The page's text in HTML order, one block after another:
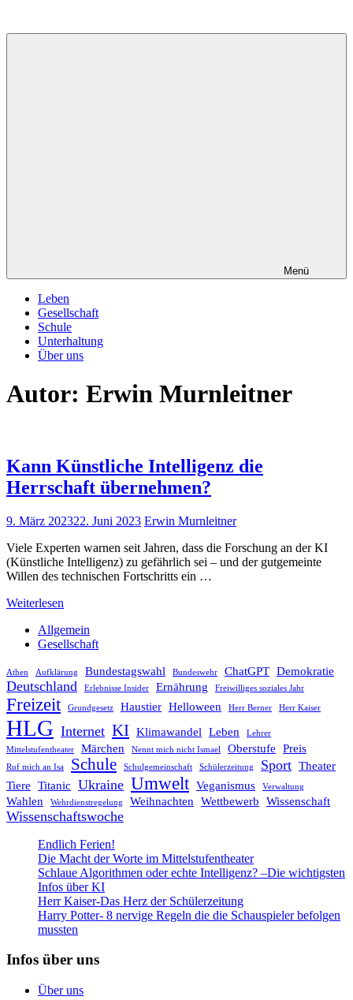
Menü
Leben
Gesellschaft
Schule
Unterhaltung
Über uns
Autor: Erwin Murnleitner
Kann Künstliche Intelligenz die
Herrschaft übernehmen?
9. März 202322. Juni 2023 Erwin Murnleitner
Viele Experten warnen seit Jahren, dass die Forschung an der KI
(Künstliche Intelligenz) zu gefährlich sei – und der gutgemeinte
Willen des technischen Fortschritts ein …
Weiterlesen
Allgemein
Gesellschaft
Athen Aufklärung Bundestagswahl Bundeswehr ChatGPT Demokratie
Deutschland Erlebnisse Insider Ernährung Freiwilliges soziales Jahr
Freizeit Grundgesetz Haustier Helloween Herr Berner Herr Kaiser
HLG Internet KI Klimawandel Leben
Lehrer
Mittelstufentheater
Märchen Nennt mich nicht Ismael Oberstufe Preis
Ruf mich an Isa Schule Schulgemeinschaft Schülerzeitung Sport Theater
Tiere Titanic Ukraine Umwelt Veganismus Verwaltung
Wahlen Wehrdienstregelung Weihnachten Wettbewerb Wissenschaft
Wissenschaftswoche
Endlich Ferien!
Die Macht der Worte im Mittelstufentheater
Schlaue Algorithmen oder echte Intelligenz? –Die wichtigsten
Infos über KI
Herr Kaiser-Das Herz der Schülerzeitung
Harry Potter- 8 nervige Regeln die die Schauspieler befolgen
mussten
Infos über uns
Über uns